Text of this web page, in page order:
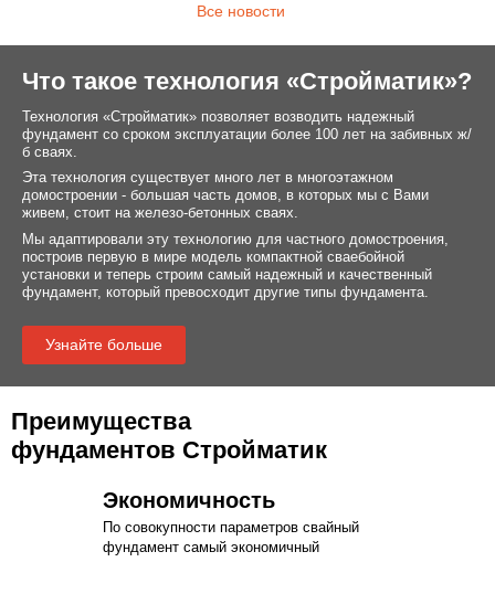
Все новости
Что такое технология «Стройматик»?
Технология «Стройматик» позволяет возводить надежный
фундамент со сроком эксплуатации более 100 лет на забивных ж/
б сваях.
Эта технология существует много лет в многоэтажном
домостроении - большая часть домов, в которых мы с Вами
живем, стоит на железо-бетонных сваях.
Мы адаптировали эту технологию для частного домостроения,
построив первую в мире модель компактной сваебойной
установки и теперь строим самый надежный и качественный
фундамент, который превосходит другие типы фундамента.
Узнайте больше
Преимущества
фундаментов Стройматик
Экономичность
По совокупности параметров свайный
фундамент самый экономичный